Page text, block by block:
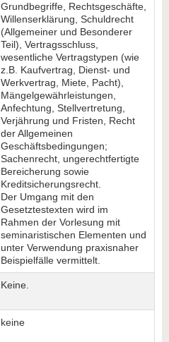
Grundbegriffe, Rechtsgeschäfte,
Willenserklärung, Schuldrecht
(Allgemeiner und Besonderer
Teil), Vertragsschluss,
wesentliche Vertragstypen (wie
z.B. Kaufvertrag, Dienst- und
Werkvertrag, Miete, Pacht),
Mängelgewährleistungen,
Anfechtung, Stellvertretung,
Verjährung und Fristen, Recht
der Allgemeinen
Geschäftsbedingungen;
Sachenrecht, ungerechtfertigte
Bereicherung sowie
Kreditsicherungsrecht.
Der Umgang mit den
Gesetztestexten wird im
Rahmen der Vorlesung mit
seminaristischen Elementen und
unter Verwendung praxisnaher
Beispielfälle vermittelt.
Keine.
keine